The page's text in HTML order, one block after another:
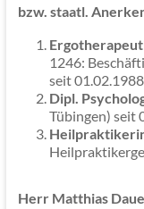
bzw. staatl.
1246:
seit 01.02.1988
Dipl.
Tübingen) seit
Herr Matthias